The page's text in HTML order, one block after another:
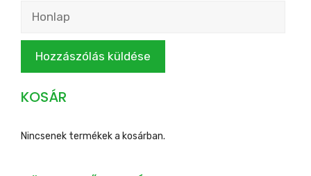
Honlap
KOSÁR
Nincsenek termékek a kosárban.